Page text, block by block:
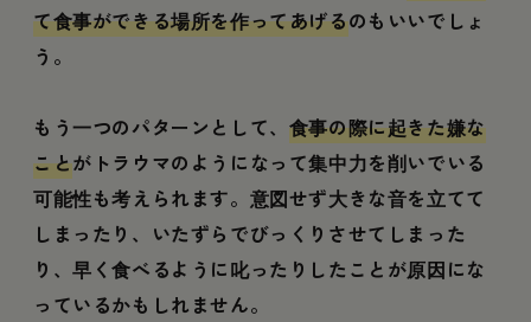
て食事ができる場所を作ってあげるのもいいでしょ
う。
もう一つのパターンとして、 食事の際に起きた嫌な
ことがトラウマのようになって集中力を削いでいる
可能性も考えられます。意図せず大きな音を立てて
しまったり、いたずらでびっくりさせてしまった
り、早く食べるように叱ったりしたことが原因にな
っているかもしれません。